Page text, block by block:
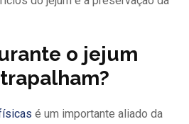
o jejum
é um importante aliado da